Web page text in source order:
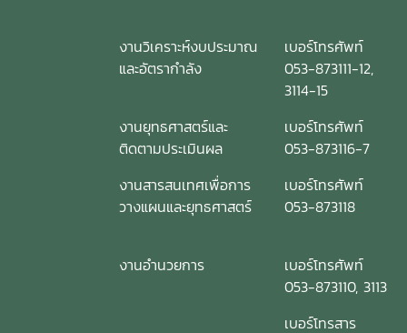
งานวิเคราะห์งบประมาณ
และอัตรากำลัง
เบอร์โทรศัพท์
053-873111-12,
3114-15
งานยุทธศาสตร์และ
ติดตามประเมินผล
เบอร์โทรศัพท์
053-873116-7
งานสารสนเทศเพื่อการ
วางแผนและยุทธศาสตร์
เบอร์โทรศัพท์
053-873118
งานอำนวยการ
เบอร์โทรศัพท์
053-873110, 3113
เบอร์โทรสาร